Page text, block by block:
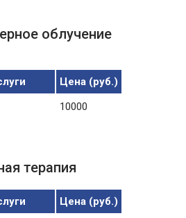
облучение
Цена (руб.)
10000
терапия
Цена (руб.)